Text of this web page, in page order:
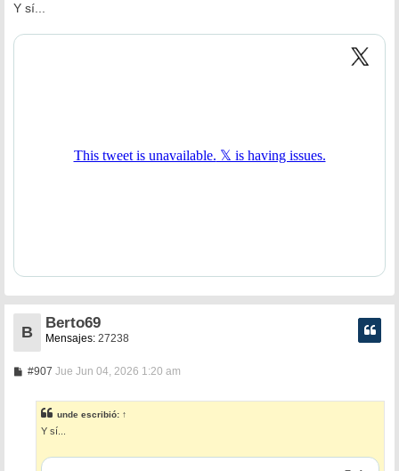
Y sí...
B
Berto69
Mensajes: 27238
#907M
s
a
j
Jue Jun 04, 2026 1:20 am
unde escribió: ↑
Y sí...